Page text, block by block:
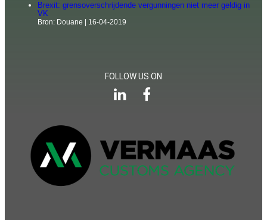
Brexit: grensoverschrijdende vergunningen niet meer geldig in
VK
Bron: Douane 16-04-2019
FOLLOW US ON